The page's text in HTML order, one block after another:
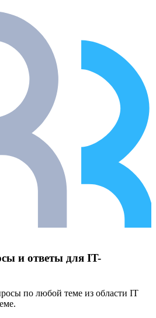
и ответы для IT-
по любой теме из области IT